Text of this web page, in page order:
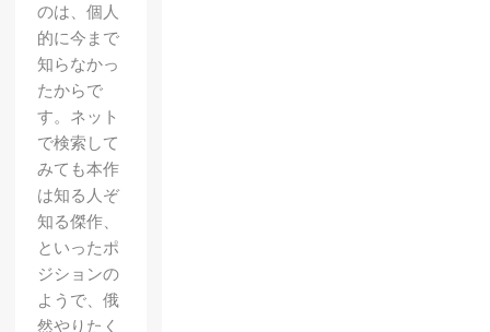
のは、個人
的に今まで
知らなかっ
たからで
す。ネット
で検索して
みても本作
は知る人ぞ
知る傑作、
といったポ
ジションの
ようで、俄
然やりたく